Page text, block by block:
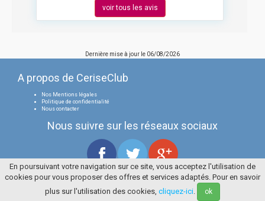
voir tous les avis
Dernière mise à jour le 06/08/2026
A propos de CeriseClub
Nos Mentions légales
Politique de confidentialité
Nous contacter
Nous suivre sur les réseaux sociaux
Tous droits réservés
La Cerise Bleue 2006 / 2026
En poursuivant votre navigation sur ce site, vous acceptez l'utilisation de
cookies pour vous proposer des offres et services adaptés. Pour en savoir
plus sur l'utilisation des cookies, cliquez-ici ok